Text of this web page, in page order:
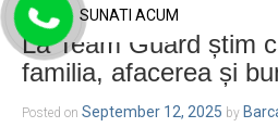
La Team Guard știm
familia, afacerea și
Posted on September 12, 2025 by
SUNATI ACUM